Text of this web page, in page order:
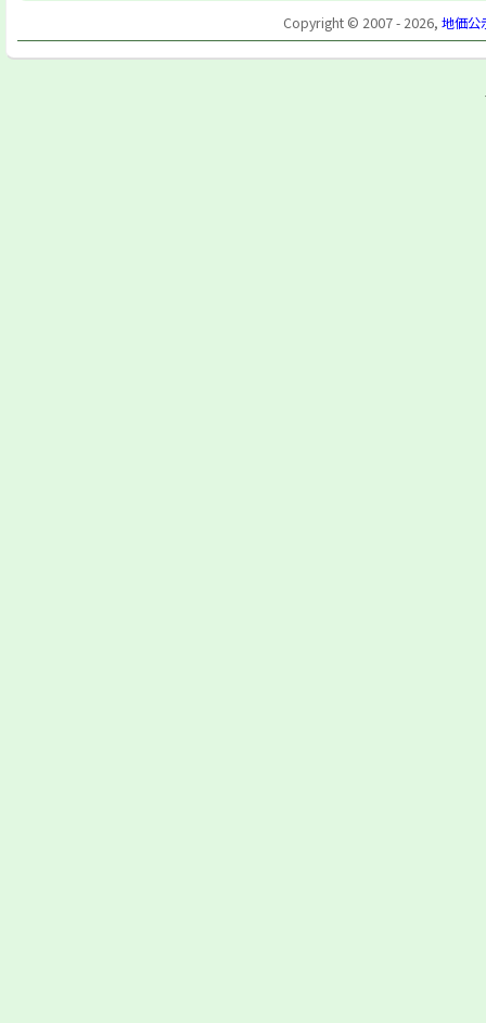
Copyright © 2007 - 2026, 地価公